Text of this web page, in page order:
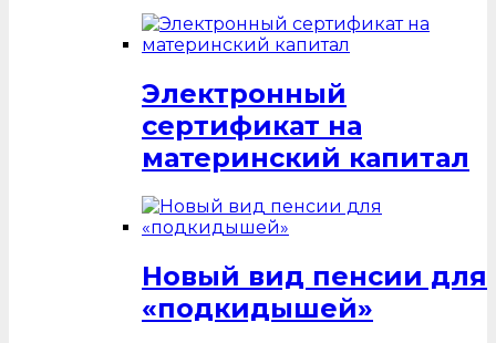
Электронный
сертификат на
материнский капитал
Новый вид пенсии для
«подкидышей»